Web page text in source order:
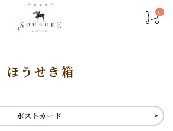
0
ほうせき箱
ポストカード